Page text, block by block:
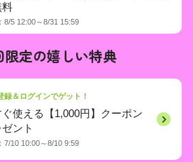
料
8/5 12:00～8/31 15:59
限定の嬉しい特典
録＆ログインでゲット！
使える【1,000円】クーポン
ント
7/10 10:00～8/10 9:59